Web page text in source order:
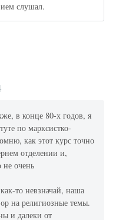
слушал.
в конце 80-х годов, я
по марксистко-
как этот курс точно
отделении и,
не очень
то невзначай, наша
на религиозные темы.
и далеки от